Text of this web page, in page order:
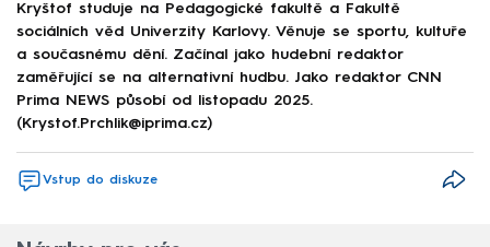
Kryštof studuje na Pedagogické fakultě a Fakultě
sociálních věd Univerzity Karlovy. Věnuje se sportu, kultuře
a současnému dění. Začínal jako hudební redaktor
zaměřující se na alternativní hudbu. Jako redaktor CNN
Prima NEWS působí od listopadu 2025.
(Krystof.Prchlik@iprima.cz)
Vstup do diskuze